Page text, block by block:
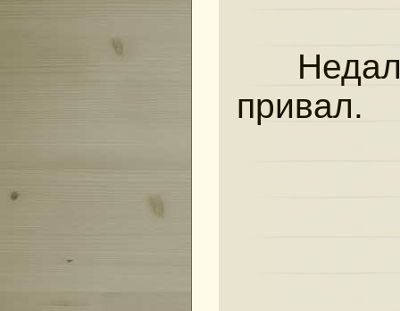
привал.